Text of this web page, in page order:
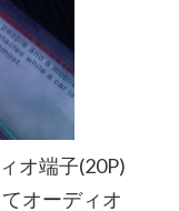
オ端子(20P)
オーディオ